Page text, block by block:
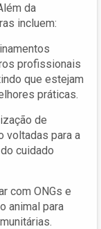
da
incluem:
profissionais
que estejam
práticas.
de
voltadas para a
cuidado
com ONGs e
animal para